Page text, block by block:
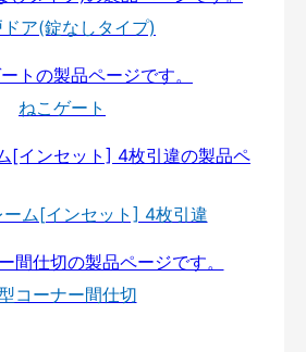
ア(錠なしタイプ)
ねこゲート
ーム[インセット] 4枚引違
コーナー間仕切